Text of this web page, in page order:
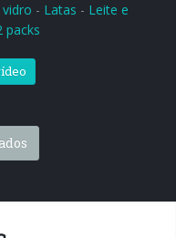
- Latas - Leite e
packs